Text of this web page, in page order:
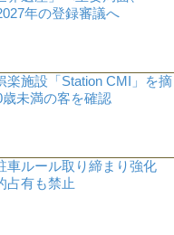
年の登録審議へ
楽施設「Station CMI」を摘
未満の客を確認
車ルール取り締まり強化
占有も禁止